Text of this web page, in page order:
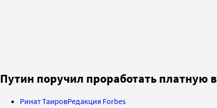
Путин поручил проработать платную
Ринат ТаировРедакция Forbes